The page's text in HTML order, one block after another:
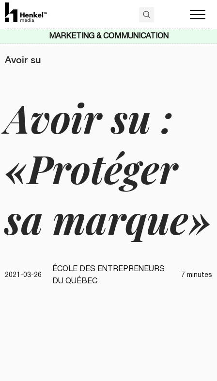
Avoir su
Avoir su :
«Protéger
sa marque»
2021-03-26
ÉCOLE DES ENTREPRENEURS
DU QUÉBEC
7 minutes
MARKETING & COMMUNICATION